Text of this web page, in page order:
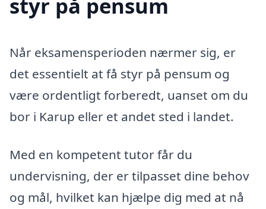
Når eksamensperioden nærmer sig, er
det essentielt at få styr på pensum og
være ordentligt forberedt, uanset om du
bor i Karup eller et andet sted i landet.
Med en kompetent tutor får du
undervisning, der er tilpasset dine behov
og mål, hvilket kan hjælpe dig med at nå